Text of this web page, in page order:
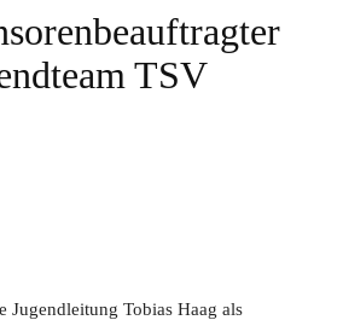
TSV
Jugendleitung Tobias Haag als